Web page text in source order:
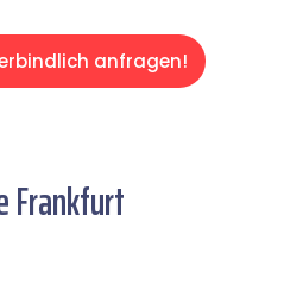
anfragen!
Frankfurt